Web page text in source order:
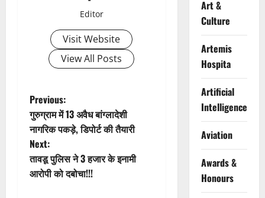
Editor
Visit Website
View All Posts
P
o
s
t
Previous:
गुरुग्राम में 13 अवैध बांग्लादेशी
नागरिक पकड़े, डिपोर्ट की तैयारी
Next:
तावडू पुलिस ने 3 हजार के इनामी
आरोपी को दबोचा!!!
Art &
Culture
Artemis
Hospita
Artificial
Intelligence
Aviation
Awards &
Honours